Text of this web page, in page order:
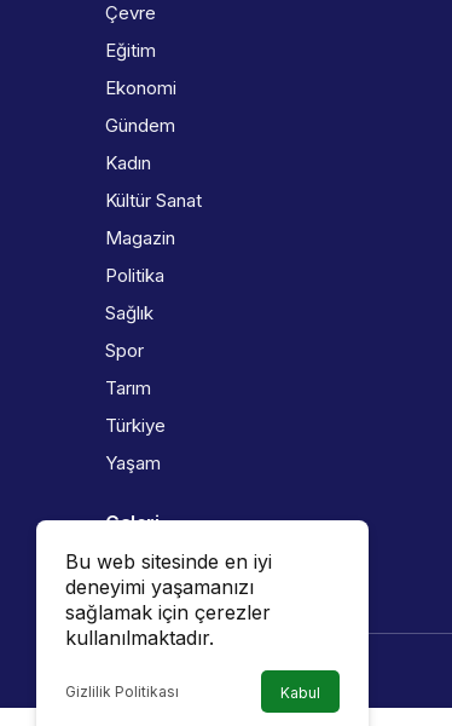
Bu web sitesinde en iyi
deneyimi yaşamanızı
sağlamak için çerezler
kullanılmaktadır.
Gizlilik Politikası Kabul
Çevre
Eğitim
Ekonomi
Gündem
Kadın
Kültür Sanat
Magazin
Politika
Sağlık
Spor
Tarım
Türkiye
Yaşam
Galeri
Foto Galeri
Video Galeri